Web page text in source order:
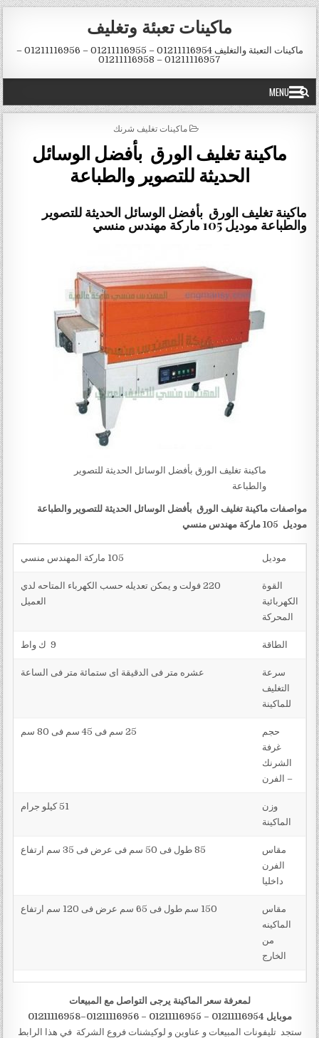
Skip to content
ماكينات تعبئة وتغليف
ماكينات التعبئة والتغليف 01211116954 – 01211116955 – 01211116956 –
01211116957 – 01211116958
MENU
POSTED IN
ماكينات تغليف شرنك
ماكينة تغليف الورق بأفضل الوسائل
الحديثة للتصوير والطباعة
ماكينة تغليف الورق بأفضل الوسائل الحديثة للتصوير
والطباعة موديل 105 ماركة مهندس منسي
ماكينة تغليف الورق بأفضل الوسائل الحديثة للتصوير
والطباعة
مواصفاتماكينة تغليف الورق بأفضل الوسائل الحديثة للتصوير والطباعة
موديل 105 ماركة مهندس منسي
موديل
القوة
الكهربائية
المحركة
220 فولت و يمكن تعديله حسب الكهرباء المتاحه لدي
العميل
الطاقة 9 ك واط
سرعة
التغليف
للماكينة
عشره متر فى الدقيقة اى ستمائة متر فى الساعة
حجم
غرفة
الشرنك
– الفرن
25 سم فى 45 سم فى 80 سم
وزن
الماكينة
51 كيلو جرام
مقاس
الفرن
داخليا
85 طول فى 50 سم فى عرض فى 35 سم ارتفاع
مقاس
الماكينه
من
الخارج
150 سم طول فى 65 سم عرض فى 120 سم ارتفاع
لمعرفة سعر الماكينة يرجى التواصل مع المبيعات
موبايل 01211116954 – 01211116955 – 01211116956–01211116958
ستجد تليفونات المبيعات و عناوين و لوكيشنات فروع الشركة في هذا الرابط